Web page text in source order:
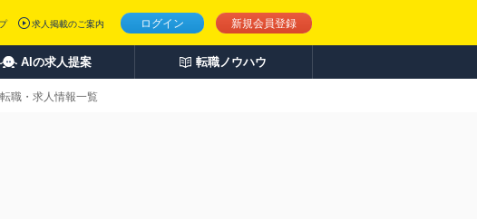
ログイン 新規会員登録
求人掲載のご案内
AIの求人提案 転職ノウハウ
職・求人情報一覧